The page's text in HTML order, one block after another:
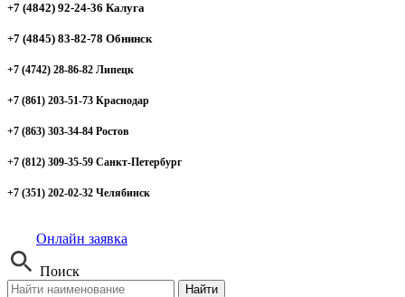
+7 (4842) 92-24-36 Калуга
+7 (4845) 83-82-78 Обнинск
+7 (4742) 28-86-82 Липецк
+7 (861) 203-51-73 Краснодар
+7 (863) 303-34-84 Ростов
+7 (812) 309-35-59 Санкт-Петербург
+7 (351) 202-02-32 Челябинск
Онлайн заявка
Поиск
Найти